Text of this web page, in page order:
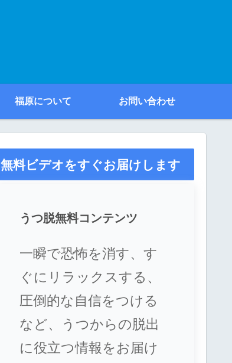
福原について お問い合わせ
無料ビデオをすぐお届けします
うつ脱無料コンテンツ
一瞬で恐怖を消す、す
ぐにリラックスする、
圧倒的な自信をつける
など、うつからの脱出
に役立つ情報をお届け